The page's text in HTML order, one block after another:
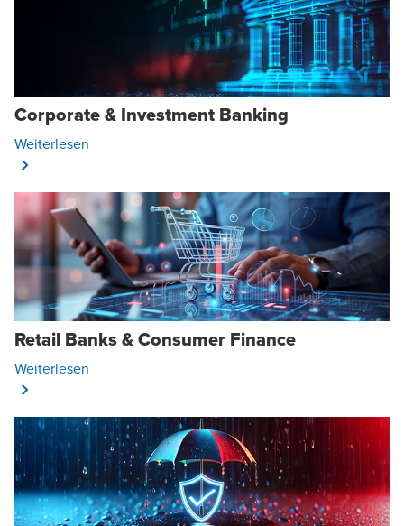
Corporate & Investment Banking
Weiterlesen
Retail Banks & Consumer Finance
Weiterlesen